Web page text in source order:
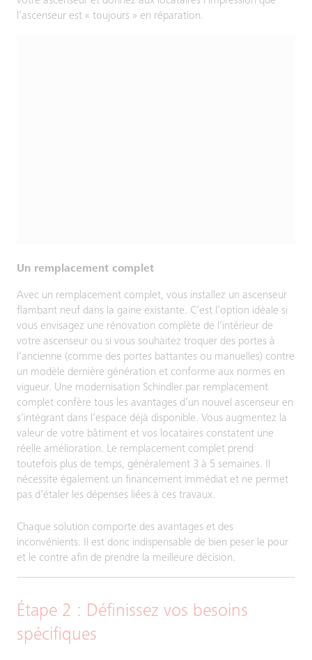
l’ascenseur est « toujours » en réparation.
Un remplacement complet
Avec un remplacement complet, vous installez un ascenseur
flambant neuf dans la gaine existante. C’est l’option idéale si
vous envisagez une rénovation complète de l’intérieur de
votre ascenseur ou si vous souhaitez troquer des portes à
l’ancienne (comme des portes battantes ou manuelles) contre
un modèle dernière génération et conforme aux normes en
vigueur. Une modernisation Schindler par remplacement
complet confère tous les avantages d’un nouvel ascenseur en
s’intégrant dans l’espace déjà disponible. Vous augmentez la
valeur de votre bâtiment et vos locataires constatent une
réelle amélioration. Le remplacement complet prend
toutefois plus de temps, généralement 3 à 5 semaines. Il
nécessite également un financement immédiat et ne permet
pas d’étaler les dépenses liées à ces travaux.
Chaque solution comporte des avantages et des
inconvénients. Il est donc indispensable de bien peser le pour
et le contre afin de prendre la meilleure décision.
Étape 2 : Définissez vos besoins
spécifiques